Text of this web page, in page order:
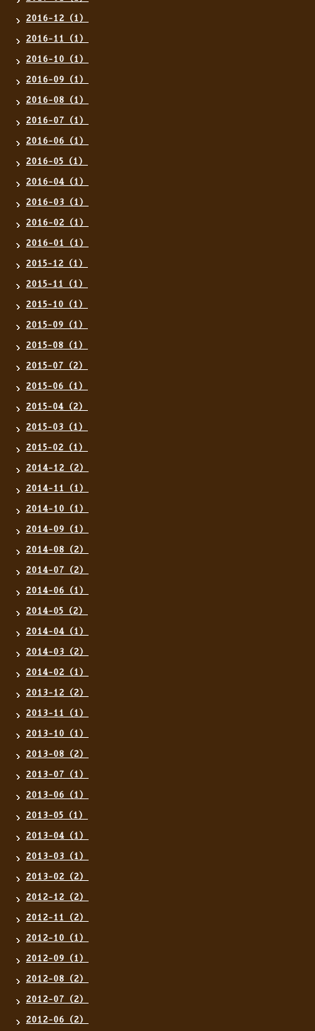
2016-12（1）
2016-11（1）
2016-10（1）
2016-09（1）
2016-08（1）
2016-07（1）
2016-06（1）
2016-05（1）
2016-04（1）
2016-03（1）
2016-02（1）
2016-01（1）
2015-12（1）
2015-11（1）
2015-10（1）
2015-09（1）
2015-08（1）
2015-07（2）
2015-06（1）
2015-04（2）
2015-03（1）
2015-02（1）
2014-12（2）
2014-11（1）
2014-10（1）
2014-09（1）
2014-08（2）
2014-07（2）
2014-06（1）
2014-05（2）
2014-04（1）
2014-03（2）
2014-02（1）
2013-12（2）
2013-11（1）
2013-10（1）
2013-08（2）
2013-07（1）
2013-06（1）
2013-05（1）
2013-04（1）
2013-03（1）
2013-02（2）
2012-12（2）
2012-11（2）
2012-10（1）
2012-09（1）
2012-08（2）
2012-07（2）
2012-06（2）